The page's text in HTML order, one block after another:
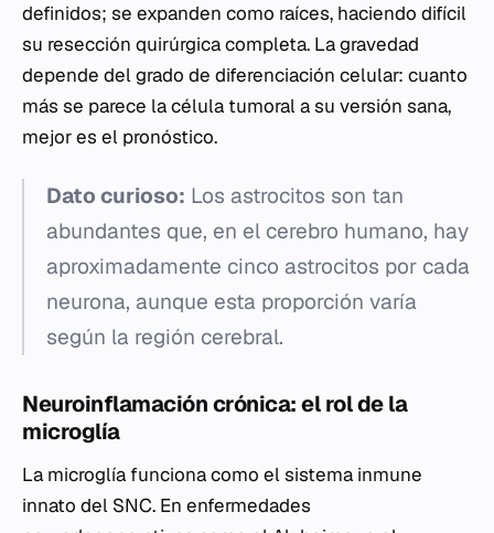
definidos; se expanden como raíces, haciendo difícil
su resección quirúrgica completa. La gravedad
depende del grado de diferenciación celular: cuanto
más se parece la célula tumoral a su versión sana,
mejor es el pronóstico.
Dato curioso: Los astrocitos son tan
abundantes que, en el cerebro humano, hay
aproximadamente cinco astrocitos por cada
neurona, aunque esta proporción varía
según la región cerebral.
Neuroinflamación crónica: el rol de la
microglía
La microglía funciona como el sistema inmune
innato del SNC. En enfermedades